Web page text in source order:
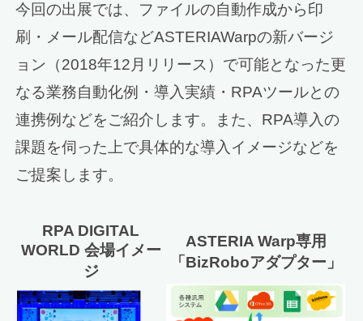
今回の出展では、ファイルの自動作成から印
刷・メール配信などASTERIAWarpの新バージ
ョン（2018年12月リリース）で可能となった更
なる業務自動化例・導入実績・RPAツールとの
連携例などをご紹介します。また、RPA導入の
課題を伺った上で具体的な導入イメージなどを
ご提案します。
RPA DIGITAL
WORLD 会場イメー
ジ
ASTERIA Warp専用
「BizRoboアダプター」